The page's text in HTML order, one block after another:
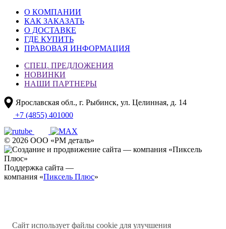
О КОМПАНИИ
КАК ЗАКАЗАТЬ
О ДОСТАВКЕ
ГДЕ КУПИТЬ
ПРАВОВАЯ ИНФОРМАЦИЯ
СПЕЦ. ПРЕДЛОЖЕНИЯ
НОВИНКИ
НАШИ ПАРТНЕРЫ
Ярославская обл., г. Рыбинск, ул. Целинная, д. 14
+7 (4855) 401000
© 2026 ООО «РМ деталь»
Поддержка сайта —
компания «Пиксель Плюс»
Сайт использует файлы cookie для улучшения